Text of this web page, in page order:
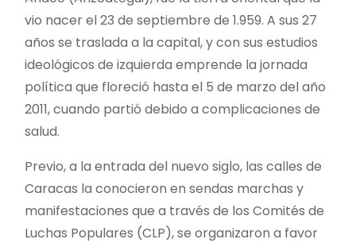
vio nacer el 23 de septiembre de 1.959. A sus 27
años se traslada a la capital, y con sus estudios
ideológicos de izquierda emprende la jornada
política que floreció hasta el 5 de marzo del año
2011, cuando partió debido a complicaciones de
salud.
Previo, a la entrada del nuevo siglo, las calles de
Caracas la conocieron en sendas marchas y
manifestaciones que a través de los Comités de
Luchas Populares (CLP), se organizaron a favor